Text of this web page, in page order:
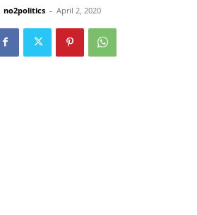
no2politics - April 2, 2020